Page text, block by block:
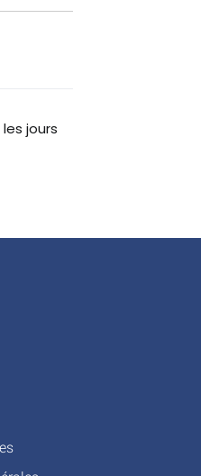
jours